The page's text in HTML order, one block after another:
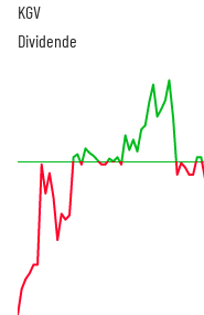
KGV
Dividende